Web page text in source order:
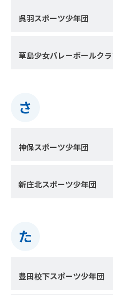
呉羽スポーツ少年団
草島少女バレーボールク
さ
神保スポーツ少年団
新庄北スポーツ少年団
た
豊田校下スポーツ少年団